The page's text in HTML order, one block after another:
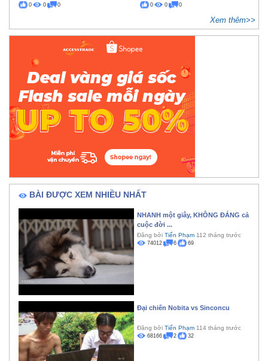
0 0 0 0 0 0
Xem thêm>>
BÀI ĐƯỢC XEM NHIỀU NHẤT
NHANH một giây, KHÔNG ĐÁNG cả
cuộc đời ...
Đăng bởi Tiến Phạm 112 tháng trước
74012 6 69
Đại chiến Nobita vs Sinconcu
Đăng bởi Tiến Phạm 114 tháng trước
68166 2 32